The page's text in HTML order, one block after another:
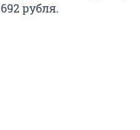
692 рубля.